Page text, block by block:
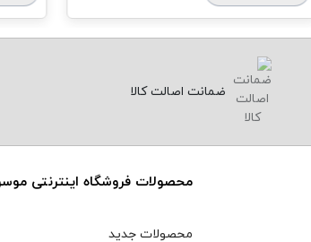
ضمانت اصالت کالا
محصولات فروشگاه اینترنتی
محصولات جدید